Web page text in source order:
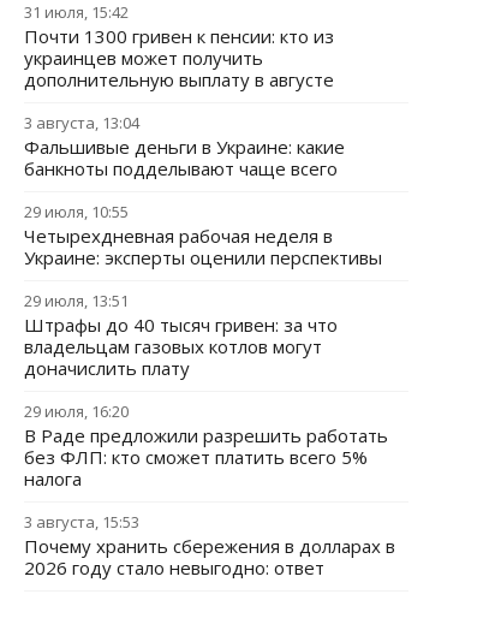
31 июля, 15:42
Почти 1300 гривен к пенсии: кто из
украинцев может получить
дополнительную выплату в августе
3 августа, 13:04
Фальшивые деньги в Украине: какие
банкноты подделывают чаще всего
29 июля, 10:55
Четырехдневная рабочая неделя в
Украине: эксперты оценили перспективы
29 июля, 13:51
Штрафы до 40 тысяч гривен: за что
владельцам газовых котлов могут
доначислить плату
29 июля, 16:20
В Раде предложили разрешить работать
без ФЛП: кто сможет платить всего 5%
налога
3 августа, 15:53
Почему хранить сбережения в долларах в
2026 году стало невыгодно: ответ